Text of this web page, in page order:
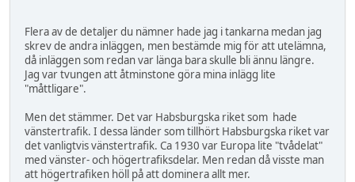
Flera av de detaljer du nämner hade jag i tankarna medan jag
skrev de andra inläggen, men bestämde mig för att utelämna,
då inläggen som redan var länga bara skulle bli ännu längre.
Jag var tvungen att åtminstone göra mina inlägg lite
"måttligare".
Men det stämmer. Det var Habsburgska riket som hade
vänstertrafik. I dessa länder som tillhört Habsburgska riket var
det vanligtvis vänstertrafik. Ca 1930 var Europa lite "tvådelat"
med vänster- och högertrafiksdelar. Men redan då visste man
att högertrafiken höll på att dominera allt mer.